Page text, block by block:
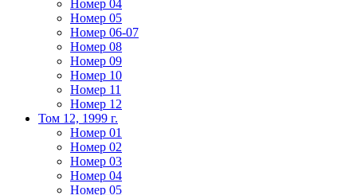
Номер 04
Номер 05
Номер 06-07
Номер 08
Номер 09
Номер 10
Номер 11
Номер 12
Том 12, 1999 г.
Номер 01
Номер 02
Номер 03
Номер 04
Номер 05